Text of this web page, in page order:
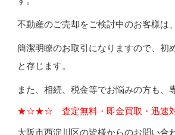
不動産のご売却をご検討中のお客様は
簡潔明瞭のお取引になりますので、初
と存じます。
また、相続、税金等でお悩みの方も、
★☆★☆ 査定無料・即金買取・迅
大阪市西淀川区の皆様からのお問い合